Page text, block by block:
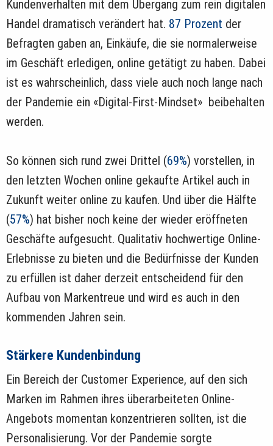
Kundenverhalten mit dem Übergang zum rein digitalen
Handel dramatisch verändert hat. 87 Prozent der
Befragten gaben an, Einkäufe, die sie normalerweise
im Geschäft erledigen, online getätigt zu haben. Dabei
ist es wahrscheinlich, dass viele auch noch lange nach
der Pandemie ein «Digital-First-Mindset» beibehalten
werden.
So können sich rund zwei Drittel (69%) vorstellen, in
den letzten Wochen online gekaufte Artikel auch in
Zukunft weiter online zu kaufen. Und über die Hälfte
(57%) hat bisher noch keine der wieder eröffneten
Geschäfte aufgesucht. Qualitativ hochwertige Online-
Erlebnisse zu bieten und die Bedürfnisse der Kunden
zu erfüllen ist daher derzeit entscheidend für den
Aufbau von Markentreue und wird es auch in den
kommenden Jahren sein.
Stärkere Kundenbindung
Ein Bereich der Customer Experience, auf den sich
Marken im Rahmen ihres überarbeiteten Online-
Angebots momentan konzentrieren sollten, ist die
Personalisierung. Vor der Pandemie sorgte